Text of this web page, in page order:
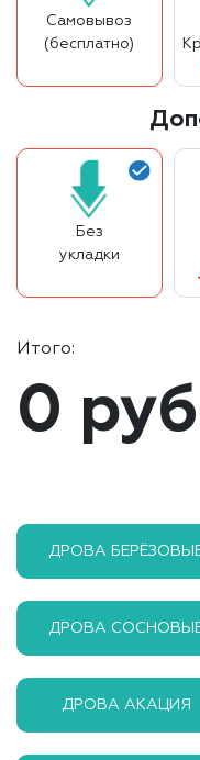
Самовывоз
(бесплатно)
Без
укладки
Итого:
0
ДРОВА
ДРОВА
ДРОВА АКАЦИЯ